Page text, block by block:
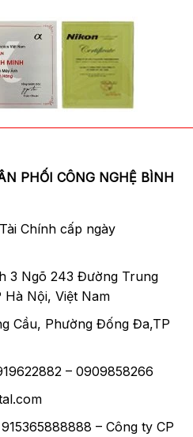
PHỐI CÔNG NGHỆ BÌNH
Chính cấp ngày
3 Ngõ 243 Đường Trung
Nội, Việt Nam
Cầu, Phường Đống Đa,TP
– 0909858266
– Công ty CP